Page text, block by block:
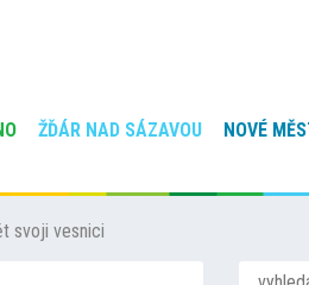
ŽĎÁR NAD SÁZAVOU NOVÉ
svoji vesnici